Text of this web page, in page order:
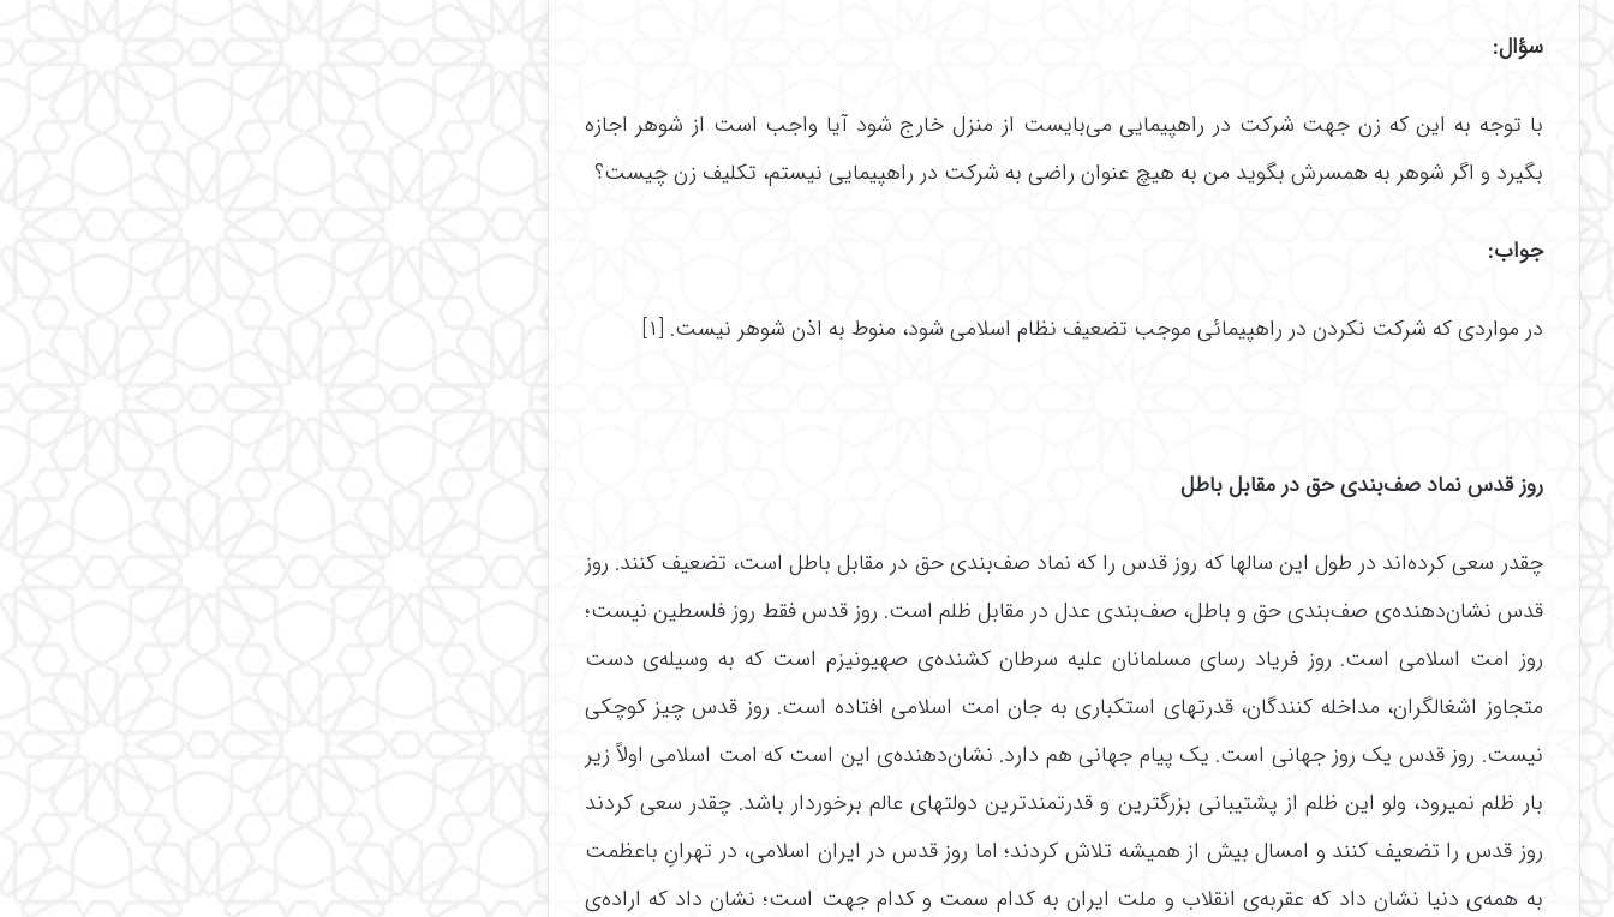
سؤال:
با توجه به این که زن جهت شرکت در راهپیمایی می‌بایست از منزل خارج شود آیا واجب است از شوهر اجازه
بگیرد و اگر شوهر به همسرش بگوید من به هیچ عنوان راضی به شرکت در راهپیمایی نیستم، تکلیف زن چیست؟
جواب:
در مواردى که شرکت نکردن در راهپیمائی موجب تضعیف نظام اسلامى شود، منوط به اذن شوهر نیست. [۱]
روز قدس نماد صف‌‌‌‌‌‌‌‌‌‌‌‌‌‌‌‌بندی حق در مقابل باطل
چقدر سعی کرده‌‌‌‌‌‌‌‌‌‌‌‌‌‌‌‌اند در طول این سالها که روز قدس را که نماد صف‌‌‌‌‌‌‌‌‌‌‌‌‌‌‌‌بندی حق در مقابل باطل است، تضعیف کنند. روز
قدس نشان‌‌‌‌‌‌‌‌‌‌‌‌‌‌‌‌دهنده‌‌‌‌‌‌‌‌‌‌‌‌‌‌‌‌ی صف‌‌‌‌‌‌‌‌‌‌‌‌‌‌‌‌بندی حق و باطل، صف‌‌‌‌‌‌‌‌‌‌‌‌‌‌‌‌بندی عدل در مقابل ظلم است. روز قدس فقط روز فلسطین نیست؛
روز امت اسلامی است. روز فریاد رسای مسلمانان علیه سرطان کشنده‌‌‌‌‌‌‌‌‌‌‌‌‌‌‌‌ی صهیونیزم است که به وسیله‌‌‌‌‌‌‌‌‌‌‌‌‌‌‌‌ی دست
متجاوز اشغالگران، مداخله کنندگان، قدرتهای استکباری به جان امت اسلامی افتاده است. روز قدس چیز کوچکی
نیست. روز قدس یک روز جهانی است. یک پیام جهانی هم دارد. نشان‌‌‌‌‌‌‌‌‌‌‌‌‌‌‌‌دهنده‌‌‌‌‌‌‌‌‌‌‌‌‌‌‌‌ی این است که امت اسلامی اولاً زیر
بار ظلم نمیرود، ولو این ظلم از پشتیبانی بزرگترین و قدرتمندترین دولتهای عالم برخوردار باشد. چقدر سعی کردند
روز قدس را تضعیف کنند و امسال بیش از همیشه تلاش کردند؛ اما روز قدس در ایران اسلامی، در تهرانِ باعظمت
به همه‌‌‌‌‌‌‌‌‌‌‌‌‌‌‌‌ی دنیا نشان داد که عقربه‌‌‌‌‌‌‌‌‌‌‌‌‌‌‌‌ی انقلاب و ملت ایران به کدام سمت و کدام جهت است؛ نشان داد که اراده‌‌‌‌‌‌‌‌‌‌‌‌‌‌‌‌ی